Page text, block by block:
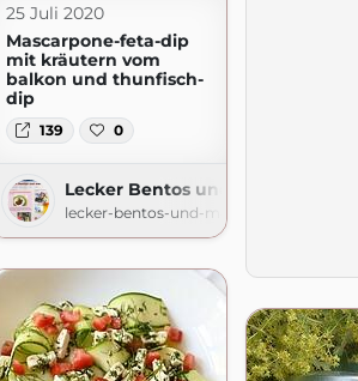
25 Juli 2020
Mascarpone-feta-dip
mit kräutern vom
balkon und thunfisch-
dip
139 0
Lecker Bentos und mehr
lecker-bentos-und-mehr.blogspot.com